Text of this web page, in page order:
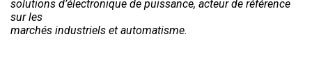
solutions d’électronique de puissance, acteur de référence
sur les
marchés industriels et automatisme.